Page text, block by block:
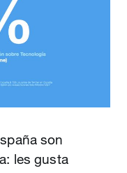
son
les gusta